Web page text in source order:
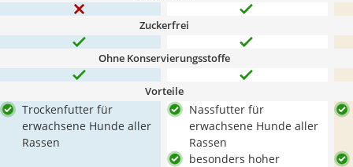
Zuckerfrei
Ohne Konservierungsstoffe
Vorteile
Trockenfutter für
erwachsene Hunde aller
Rassen
Nassfutter für
erwachsene Hunde aller
Rassen
besonders hoher